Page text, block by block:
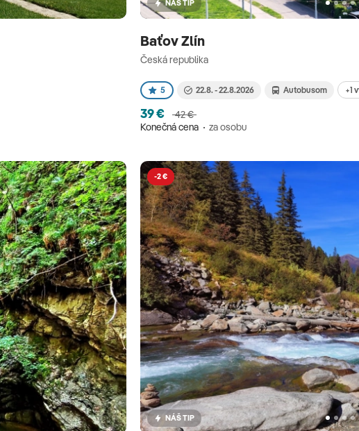
NÁŠ TIP
Baťov Zlín
Česká republika
5 22.8. - 22.8.2026 Autobusom +1
39 €
42 €
Konečná cena
za osobu
-2 €
NÁŠ TIP